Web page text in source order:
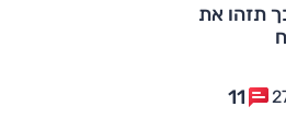
תזהו את הסוחרים, ממה כדאי
11